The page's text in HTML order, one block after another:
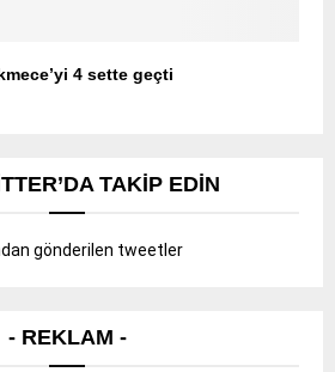
4 sette geçti
TAKIP EDIN
gönderilen tweetler
- REKLAM -